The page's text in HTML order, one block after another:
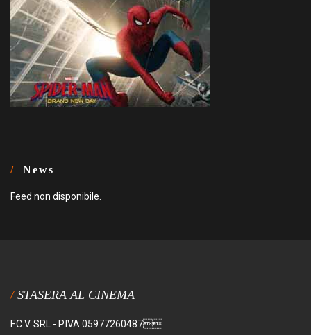
News
Feed non disponibile.
STASERA AL CINEMA
F.C.V. SRL - P.IVA 05977260487